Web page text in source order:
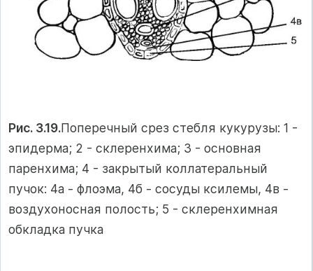
Рис. 3.19.Поперечный срез стебля кукурузы: 1 -
эпидерма; 2 - склеренхима; 3 - основная
паренхима; 4 - закрытый коллатеральный
пучок: 4а - флоэма, 4б - сосуды ксилемы, 4в -
воздухоносная полость; 5 - склеренхимная
обкладка пучка